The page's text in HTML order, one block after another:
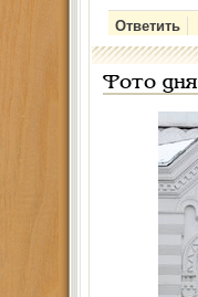
Фото дня